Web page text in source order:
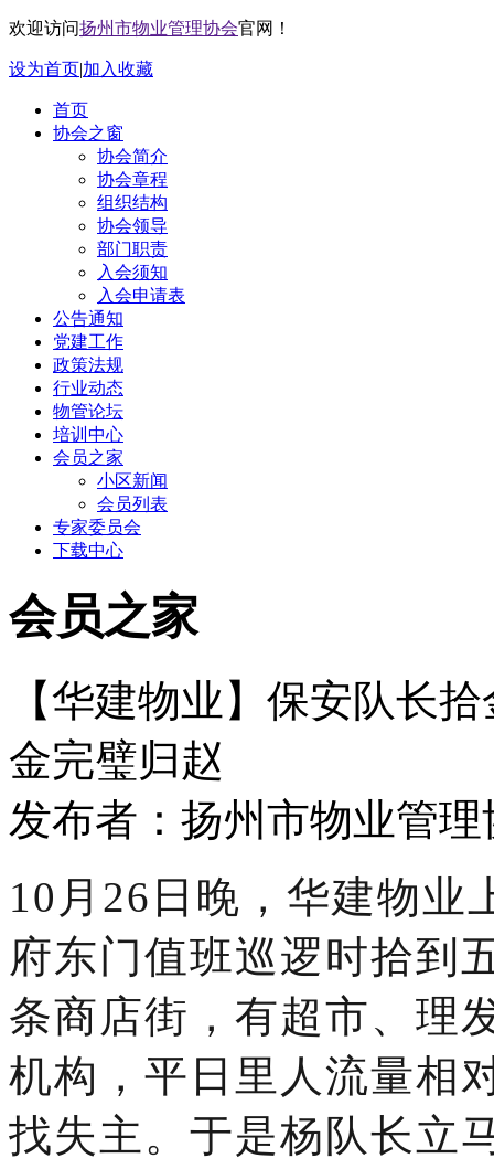
欢迎访问扬州市物业管理协会官网！
设为首页|加入收藏
首页
协会之窗
协会简介
协会章程
组织结构
协会领导
部门职责
入会须知
入会申请表
公告通知
党建工作
政策法规
行业动态
物管论坛
培训中心
会员之家
小区新闻
会员列表
专家委员会
下载中心
会员之家
【华建物业】保安队长
金完璧归赵
发布者：扬州市物业管
10月26日晚，华建物业
府东门值班巡逻时拾到
条商店街，有超市、理
机构，平日里人流量相
找失主。于是杨队长立